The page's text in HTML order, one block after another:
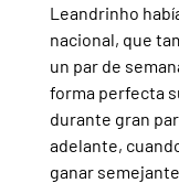
Leandrinho
nacional, que
un par de
forma perfecta
durante gran
adelante,
ganar